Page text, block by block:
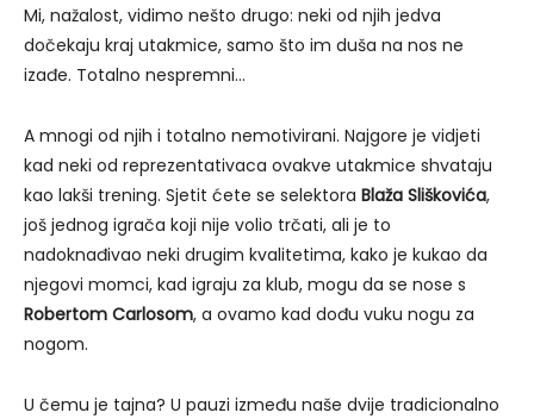
Mi, nažalost, vidimo nešto drugo: neki od njih jedva
dočekaju kraj utakmice, samo što im duša na nos ne
izađe. Totalno nespremni…
A mnogi od njih i totalno nemotivirani. Najgore je vidjeti
kad neki od reprezentativaca ovakve utakmice shvataju
kao lakši trening. Sjetit ćete se selektora Blaža Sliškovića,
još jednog igrača koji nije volio trčati, ali je to
nadoknađivao neki drugim kvalitetima, kako je kukao da
njegovi momci, kad igraju za klub, mogu da se nose s
Robertom Carlosom, a ovamo kad dođu vuku nogu za
nogom.
U čemu je tajna? U pauzi između naše dvije tradicionalno